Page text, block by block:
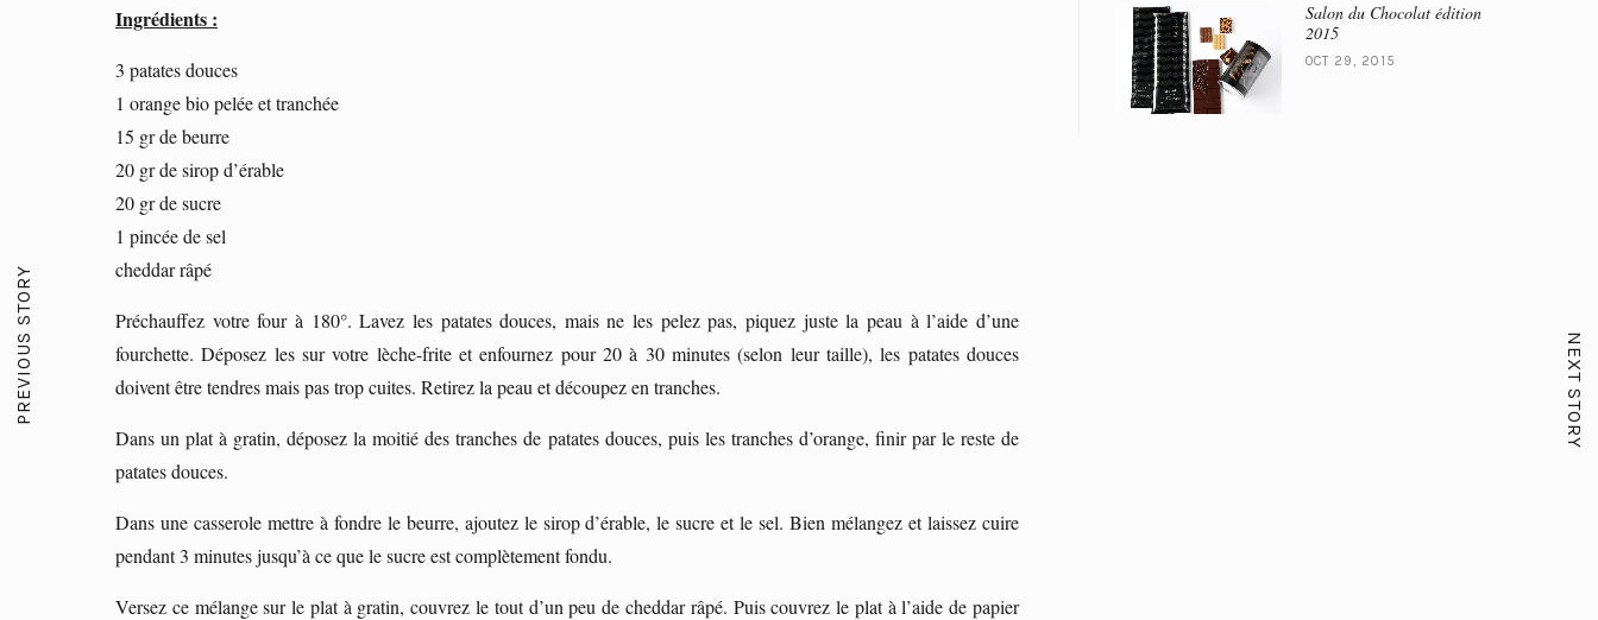
PREVIOUS STORY NEXT STORY
Ingrédients :
3 patates douces
1 orange bio pelée et tranchée
15 gr de beurre
20 gr de sirop d’érable
20 gr de sucre
1 pincée de sel
cheddar râpé
Préchauffez votre four à 180°. Lavez les patates douces, mais ne les pelez pas, piquez juste la peau à l’aide d’une
fourchette. Déposez les sur votre lèche-frite et enfournez pour 20 à 30 minutes (selon leur taille), les patates douces
doivent être tendres mais pas trop cuites. Retirez la peau et découpez en tranches.
Dans un plat à gratin, déposez la moitié des tranches de patates douces, puis les tranches d’orange, finir par le reste de
patates douces.
Dans une casserole mettre à fondre le beurre, ajoutez le sirop d’érable, le sucre et le sel. Bien mélangez et laissez cuire
pendant 3 minutes jusqu’à ce que le sucre est complètement fondu.
Versez ce mélange sur le plat à gratin, couvrez le tout d’un peu de cheddar râpé. Puis couvrez le plat à l’aide de papier
Salon du Chocolat édition
2015
OCT 29, 2015